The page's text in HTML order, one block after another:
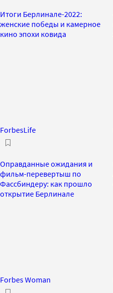
Итоги Берлинале-2022:
женские победы и камерное
кино эпохи ковида
ForbesLife
Оправданные ожидания и
фильм-перевертыш по
Фассбиндеру: как прошло
открытие Берлинале
Forbes Woman